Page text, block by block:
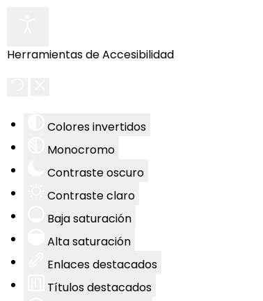
Herramientas de Accesibilidad
Colores invertidos
Monocromo
Contraste oscuro
Contraste claro
Baja saturación
Alta saturación
Enlaces destacados
Títulos destacados